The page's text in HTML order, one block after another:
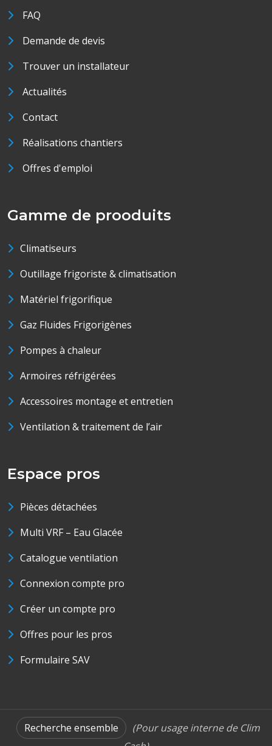
FAQ
Demande de devis
Trouver un installateur
Actualités
Contact
Réalisations chantiers
Offres d'emploi
Gamme de prooduits
Climatiseurs
Outillage frigoriste & climatisation
Matériel frigorifique
Gaz Fluides Frigorigènes
Pompes à chaleur
Armoires réfrigérées
Accessoires montage et entretien
Ventilation & traitement de l’air
Espace pros
Pièces détachées
Multi VRF – Eau Glacée
Catalogue ventilation
Connexion compte pro
Créer un compte pro
Offres pour les pros
Formulaire SAV
Recherche ensemble
(Pour usage interne de Clim